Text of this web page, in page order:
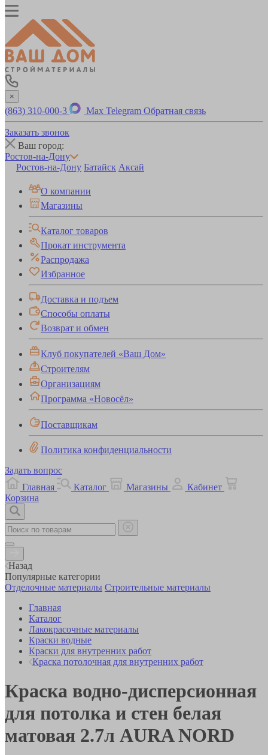
×
(863) 310-000-3 Max Telegram Обратная связь
Заказать звонок
Ваш город:
Ростов-на-Дону
Ростов-на-Дону Батайск Аксай
О компании
Магазины
Каталог товаров
Прокат инструмента
Распродажа
Избранное
Доставка и подъем
Способы оплаты
Возврат и обмен
Клуб покупателей «Ваш Дом»
Строителям
Организациям
Программа «Новосёл»
Поставщикам
Политика конфиденциальности
Задать вопрос
Главная
Каталог Магазины
Кабинет
Корзина
Назад
Популярные категории
Отделочные материалы Строительные материалы
Главная
Каталог
Лакокрасочные материалы
Краски водные
Краски для внутренних работ
Краска потолочная для внутренних работ
Краска водно-дисперсионная
для потолка и стен белая
матовая 2.7л AURA NORD